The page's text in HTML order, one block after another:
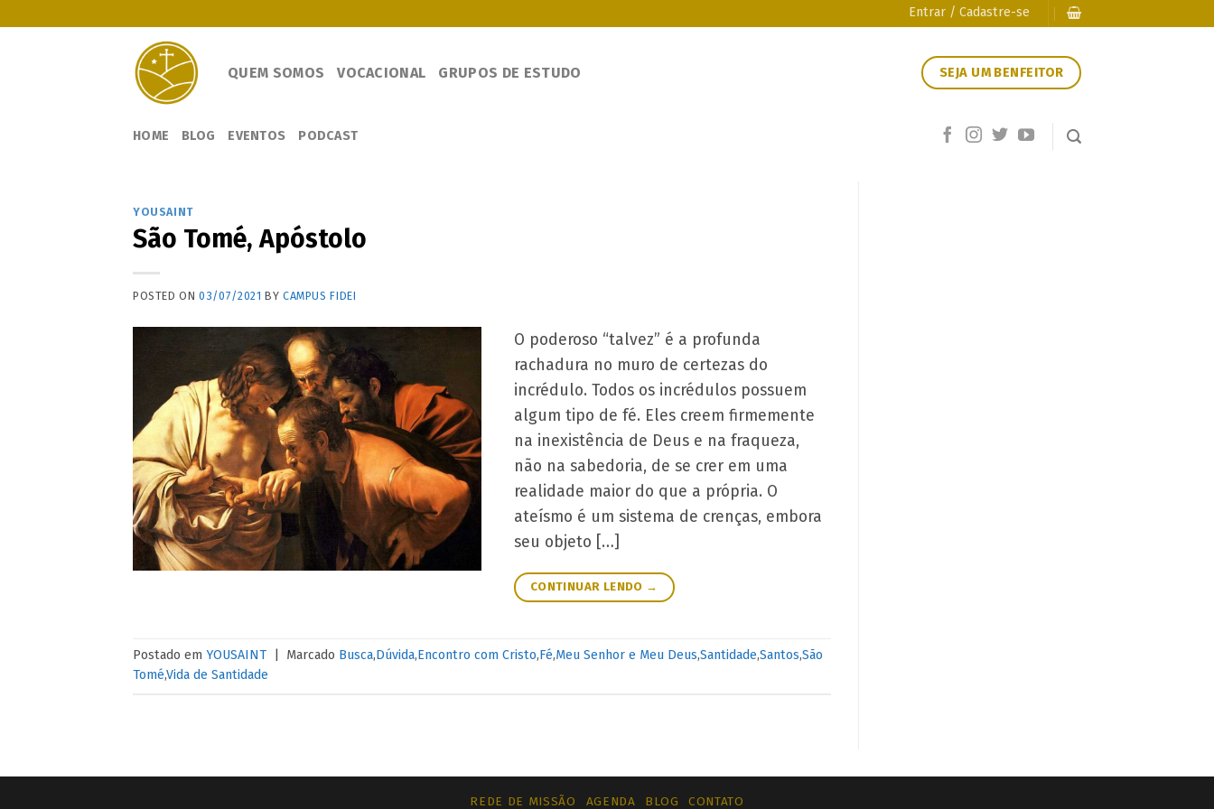
Entrar / Cadastre-se
QUEM SOMOS VOCACIONAL GRUPOS DE ESTUDO SEJA UM BENFEITOR
HOME BLOG EVENTOS PODCAST
YOUSAINT
São Tomé, Apóstolo
POSTED ON03/07/2021 BY CAMPUS FIDEI
O poderoso “talvez” é a profunda
rachadura no muro de certezas do
incrédulo. Todos os incrédulos possuem
algum tipo de fé. Eles creem firmemente
na inexistência de Deus e na fraqueza,
não na sabedoria, de se crer em uma
realidade maior do que a própria. O
ateísmo é um sistema de crenças, embora
seu objeto […]
CONTINUAR LENDO →
Postado em YOUSAINT Marcado Busca,Dúvida,Encontro com Cristo,Fé,Meu Senhor e Meu Deus,Santidade,Santos,São
Tomé,Vida de Santidade
REDE DE MISSÃO AGENDA BLOG CONTATO